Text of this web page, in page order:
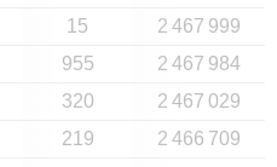
15
2 467 999
955
2 467 984
320
2 467 029
219
2 466 709